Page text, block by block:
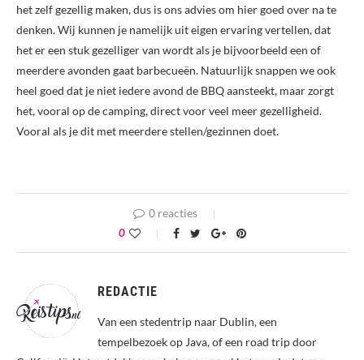
het zelf gezellig maken, dus is ons advies om hier goed over na te
denken. Wij kunnen je namelijk uit eigen ervaring vertellen, dat
het er een stuk gezelliger van wordt als je bijvoorbeeld een of
meerdere avonden gaat barbecueën. Natuurlijk snappen we ook
heel goed dat je niet iedere avond de BBQ aansteekt, maar zorgt
het, vooral op de camping, direct voor veel meer gezelligheid.
Vooral als je dit met meerdere stellen/gezinnen doet.
0 reacties
0
REDACTIE
Van een stedentrip naar Dublin, een
tempelbezoek op Java, of een road trip door